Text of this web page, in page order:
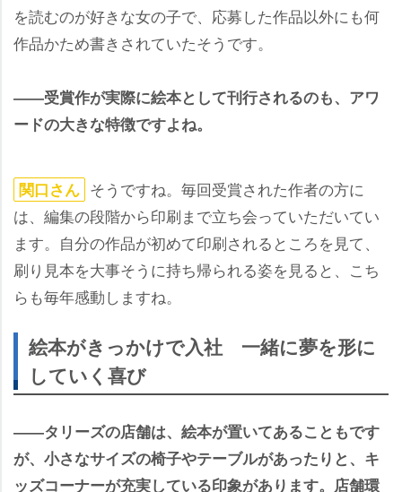
を読むのが好きな女の子で、応募した作品以外にも何
作品かため書きされていたそうです。
――受賞作が実際に絵本として刊行されるのも、アワ
ードの大きな特徴ですよね。
関口さん そうですね。毎回受賞された作者の方に
は、編集の段階から印刷まで立ち会っていただいてい
ます。自分の作品が初めて印刷されるところを見て、
刷り見本を大事そうに持ち帰られる姿を見ると、こち
らも毎年感動しますね。
絵本がきっかけで入社 一緒に夢を形に
していく喜び
――タリーズの店舗は、絵本が置いてあることもです
が、小さなサイズの椅子やテーブルがあったりと、キ
ッズコーナーが充実している印象があります。店舗環